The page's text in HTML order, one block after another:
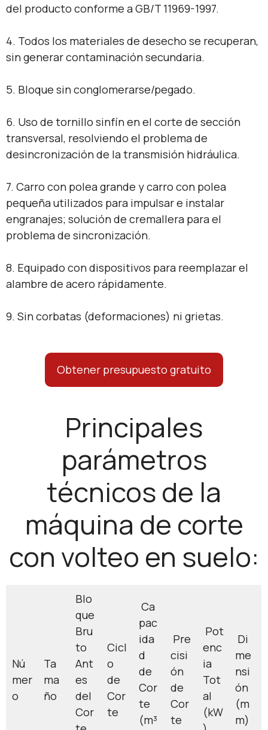
del producto conforme a GB/T 11969-1997.
4. Todos los materiales de desecho se recuperan,
sin generar contaminación secundaria.
5. Bloque sin conglomerarse/pegado.
6. Uso de tornillo sinfín en el corte de sección
transversal, resolviendo el problema de
desincronización de la transmisión hidráulica.
7. Carro con polea grande y carro con polea
pequeña utilizados para impulsar e instalar
engranajes; solución de cremallera para el
problema de sincronización.
8. Equipado con dispositivos para reemplazar el
alambre de acero rápidamente.
9. Sin corbatas (deformaciones) ni grietas.
Obtener presupuesto gratuito
Principales
parámetros
técnicos de la
máquina de corte
con volteo en suelo:
Nú
mer
o
Ta
ma
ño
Blo
que
Bru
to
Ant
es
del
Cor
Cicl
o
de
Cor
te
Ca
pac
ida
d
de
Cor
te
(m³
Pre
cisi
ón
de
Cor
te
Pot
enc
ia
Tot
al
(kW
Di
me
nsi
ón
(m
m)